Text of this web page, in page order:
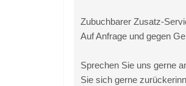
Zubuchbarer Zusatz-
Auf Anfrage und gegen
Sprechen Sie uns gerne
Sie sich gerne